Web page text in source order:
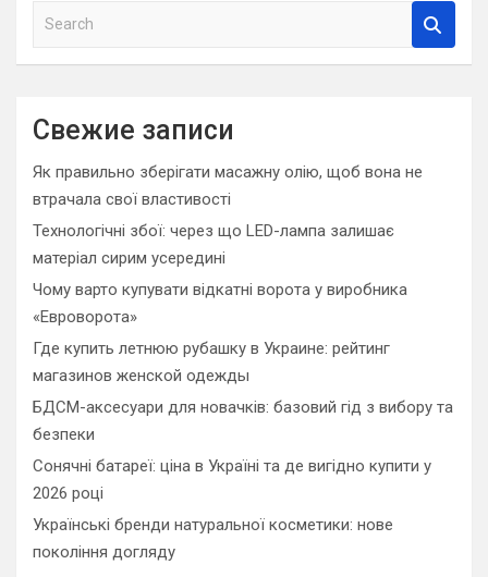
a
c
Свежие записи
Як правильно зберігати масажну олію, щоб вона не
втрачала свої властивості
Технологічні збої: через що LED-лампа залишає
матеріал сирим усередині
Чому варто купувати відкатні ворота у виробника
«Евроворота»
Где купить летнюю рубашку в Украине: рейтинг
магазинов женской одежды
БДСМ-аксесуари для новачків: базовий гід з вибору та
безпеки
Сонячні батареї: ціна в Україні та де вигідно купити у
2026 році
Українські бренди натуральної косметики: нове
покоління догляду